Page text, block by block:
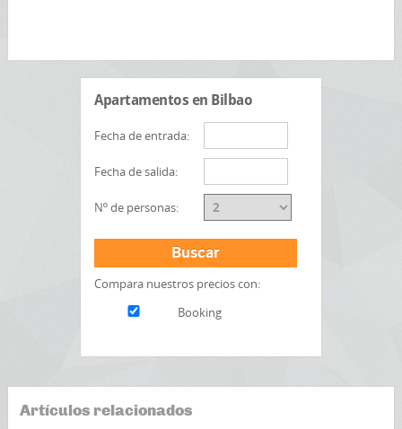
Apartamentos en Bilbao
Fecha de entrada:
Fecha de salida:
Nº de personas:
Buscar
Compara nuestros precios con:
Booking
Artículos relacionados